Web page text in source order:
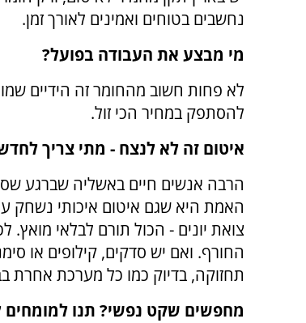
נחשבים בטוחים ואמינים לאורך זמן.
מי מבצע את העבודה בפועל?
לא פחות חשוב מהחומר זה הידיים
להסתפק במחיר הכי זול.
איטום זה לא לנצח - מתי צריך
הרבה אנשים חיים באשליה שברגע
האמת היא שגם איטום איכותי נשחק
צואת יונים - הכול תורם לבלאי
החורף. ואם יש סדקים, קילופים או
תחזוקה, בדיוק כמו כל מערכת אחרת
מחפשים שקט נפשי? תנו למומחים